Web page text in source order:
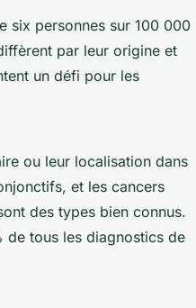
six personnes sur 100 000
par leur origine et
un défi pour les
ou leur localisation dans
et les cancers
des types bien connus.
de tous les diagnostics de